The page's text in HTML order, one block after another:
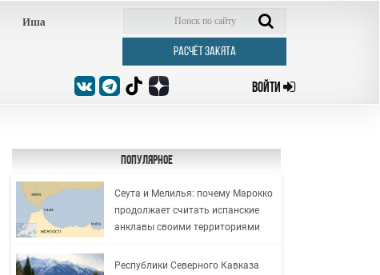
Иша
РАСЧЁТ ЗАКЯТА
ВОЙТИ
Популярное
Сеута и Мелилья: почему Марокко
продолжает считать испанские
анклавы своими территориями
Республики Северного Кавказа